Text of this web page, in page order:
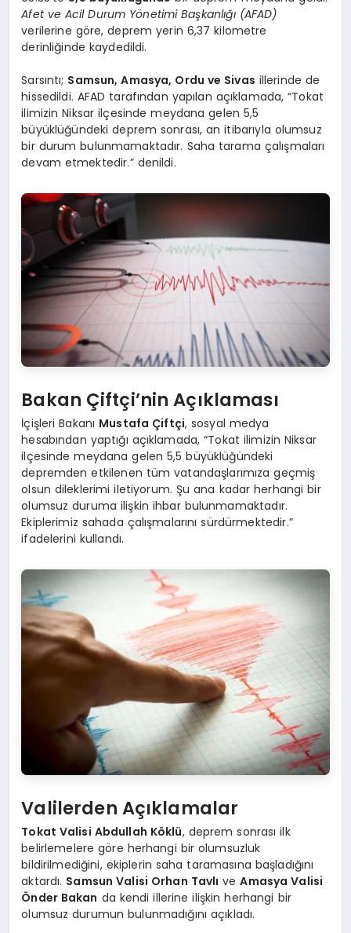
Afet ve Acil Durum Yönetimi Başkanlığı (AFAD)
verilerine göre, deprem yerin 6,37 kilometre
derinliğinde kaydedildi.
Sarsıntı; Samsun, Amasya, Ordu ve Sivas illerinde de
hissedildi. AFAD tarafından yapılan açıklamada, “Tokat
ilimizin Niksar ilçesinde meydana gelen 5,5
büyüklüğündeki deprem sonrası, an itibarıyla olumsuz
bir durum bulunmamaktadır. Saha tarama çalışmaları
devam etmektedir.” denildi.
Bakan Çiftçi’nin Açıklaması
İçişleri Bakanı Mustafa Çiftçi, sosyal medya
hesabından yaptığı açıklamada, “Tokat ilimizin Niksar
ilçesinde meydana gelen 5,5 büyüklüğündeki
depremden etkilenen tüm vatandaşlarımıza geçmiş
olsun dileklerimi iletiyorum. Şu ana kadar herhangi bir
olumsuz duruma ilişkin ihbar bulunmamaktadır.
Ekiplerimiz sahada çalışmalarını sürdürmektedir.”
ifadelerini kullandı.
Valilerden Açıklamalar
Tokat Valisi Abdullah Köklü, deprem sonrası ilk
belirlemelere göre herhangi bir olumsuzluk
bildirilmediğini, ekiplerin saha taramasına başladığını
aktardı. Samsun Valisi Orhan Tavlı veAmasya Valisi
Önder Bakan da kendi illerine ilişkin herhangi bir
olumsuz durumun bulunmadığını açıkladı.